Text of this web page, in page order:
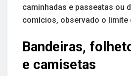
caminhadas e passeatas ou
comícios, observado o limite
Bandeiras,
e camisetas